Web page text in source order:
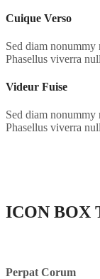
Cuique Verso
Sed diam
Phasellus viverra
Videur Fuise
Sed diam
Phasellus viverra
ICON BOX
Perpat Corum